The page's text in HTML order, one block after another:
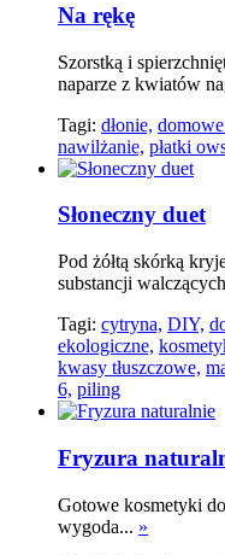
Na rękę
Szorstką i
naparze z kwiatów
Tagi: dłonie,
nawilżanie, płatki
Słoneczny duet
Pod żółtą skórką
substancji
Tagi: cytryna, DIY,
ekologiczne,
kwasy tłuszczowe,
6, piling
Fryzura
Gotowe kosmetyki
wygoda... »